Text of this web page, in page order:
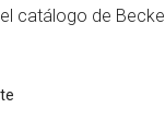
catálogo de